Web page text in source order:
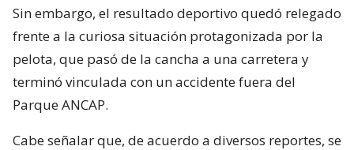
Sin embargo, el resultado deportivo quedó relegado
frente a la curiosa situación protagonizada por la
pelota, que pasó de la cancha a una carretera y
terminó vinculada con un accidente fuera del
Parque ANCAP.
Cabe señalar que, de acuerdo a diversos reportes, se